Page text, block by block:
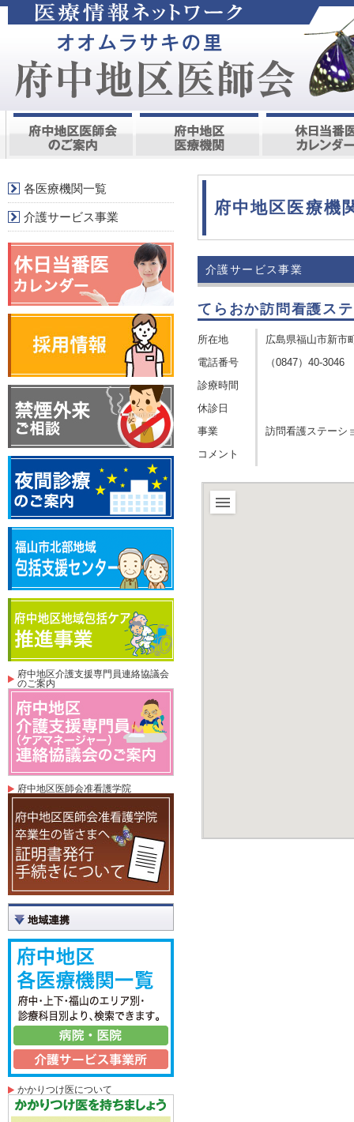
府中地区医療機
介護サービス事業
てらおか訪問看護ス
所在地 広島県福山市新市
電話番号 （0847）40-3046
診療時間
休診日
事業 訪問看護ステーシ
コメント
各医療機関一覧
介護サービス事業
府中地区介護支援専門員連絡協議会
のご案内
府中地区医師会准看護学院
かかりつけ医について